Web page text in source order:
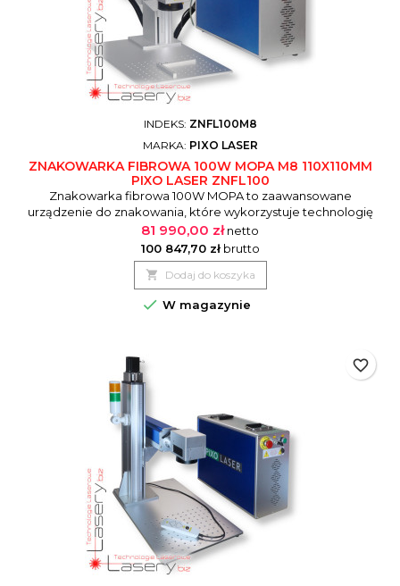
INDEKS: ZNFL100M8
MARKA: PIXO LASER
ZNAKOWARKA FIBROWA 100W MOPA M8 110X110MM
PIXO LASER ZNFL100
Znakowarka fibrowa 100W MOPA to zaawansowane
urządzenie do znakowania, które wykorzystuje technologię
światłowodową oraz system MOPA (Master Oscillator Power
Amplifier). Dzięki temu oferuje wysoką precyzję, elastyczność
i wydajność w znakowaniu różnorodnych materiałów, takich
jak metale, tworzywa sztuczne, ceramika czy kompozyty.
Wymienna optyka pozwala...
81 990,00 zł netto
100 847,70 zł brutto
 Dodaj do koszyka
 W magazynie
favorite_border